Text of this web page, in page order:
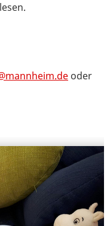
oder